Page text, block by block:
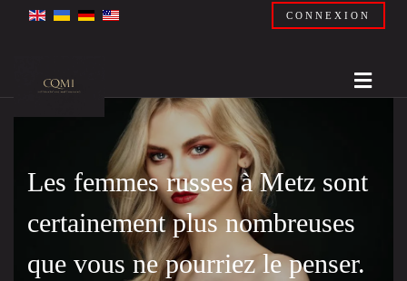
CONNEXION
Les femmes russes à Metz sont
certainement plus nombreuses
que vous ne pourriez le penser.